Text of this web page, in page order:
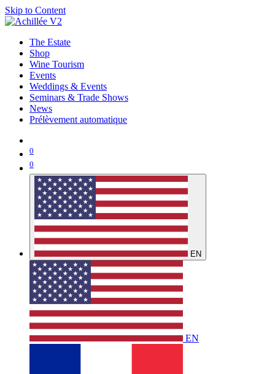
Skip to Content
The Estate
Shop
Wine Tourism
Events
Weddings & Events
Seminars & Trade Shows
News
Prélèvement automatique
0
0
EN
EN